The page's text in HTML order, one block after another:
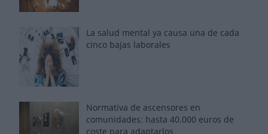
La salud mental ya causa una de cada
cinco bajas laborales
Normativa de ascensores en
comunidades: hasta 40.000 euros de
coste para adaptarlos